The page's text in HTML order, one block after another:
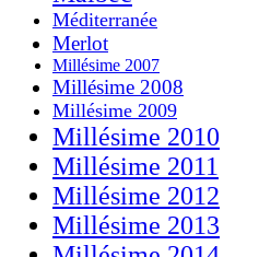
Méditerranée
Merlot
Millésime 2007
Millésime 2008
Millésime 2009
Millésime 2010
Millésime 2011
Millésime 2012
Millésime 2013